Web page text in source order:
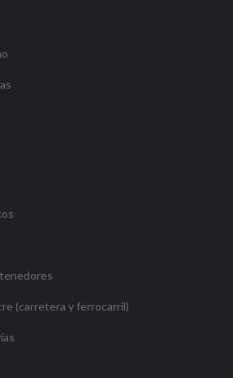
(carretera y ferrocarril)